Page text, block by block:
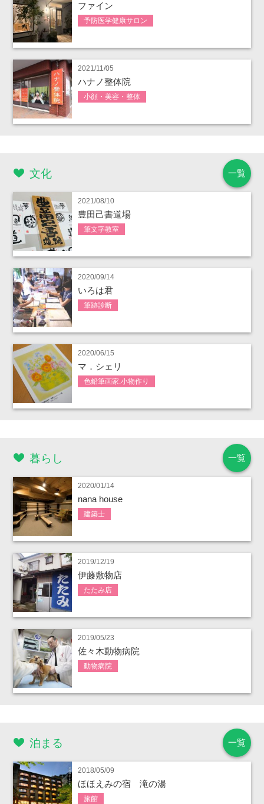
ファイン
予防医学健康サロン
2021/11/05
ハナノ整体院
小顔・美容・整体
一覧
文化
2021/08/10
豊田己書道場
筆文字教室
2020/09/14
いろは君
筆跡診断
2020/06/15
マ．シェリ
色鉛筆画家.小物作り
一覧
暮らし
2020/01/14
nana house
建築士
2019/12/19
伊藤敷物店
たたみ店
2019/05/23
佐々木動物病院
動物病院
一覧
泊まる
2018/05/09
ほほえみの宿 滝の湯
旅館